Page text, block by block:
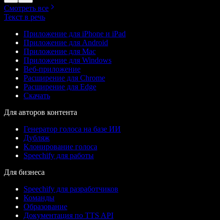
Смотреть все
Текст в речь
Приложение для iPhone и iPad
Приложение для Android
Приложение для Mac
Приложение для Windows
Веб-приложение
Расширение для Chrome
Расширение для Edge
Скачать
Для авторов контента
Генератор голоса на базе ИИ
Дубляж
Клонирование голоса
Speechify для работы
Для бизнеса
Speechify для разработчиков
Команды
Образование
Документация по TTS API